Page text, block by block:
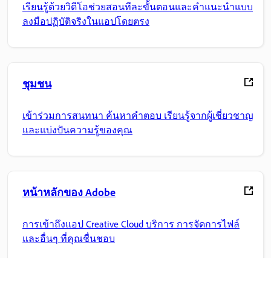
เรียนรู้ด้วยวิดีโอช่วยสอนทีละขั้นตอนและคำแนะนำแบบ
ลงมือปฏิบัติจริงในแอปโดยตรง
ชุมชน
เข้าร่วมการสนทนา ค้นหาคำตอบ เรียนรู้จากผู้เชี่ยวชาญ
และแบ่งปันความรู้ของคุณ
หน้าหลักของ Adobe
การเข้าถึงแอป Creative Cloud บริการ การจัดการไฟล์
และอื่นๆ ที่คุณชื่นชอบ